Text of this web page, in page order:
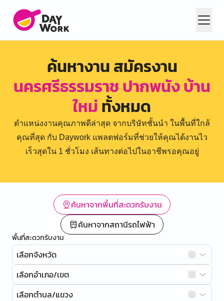
ค้นหางาน สมัครงาน
นครศรีธรรมราช ปากพนัง บ้าน
ใหม่ทั้งหมด
ตำแหน่งงานคุณภาพดีล่าสุด จากบริษัทชั้นนำ ในพื้นที่ใกล้
คุณที่สุด กับ Daywork แพลตฟอร์มที่ช่วยให้คุณได้งานไว
เร็วสุดใน 1 ชั่วโมง เส้นทางต่อไปในอาชีพรอคุณอยู่
ค้นหาจากพื้นที่สะดวกรับงาน
ค้นหาจากสถานีรถไฟฟ้า
พื้นที่สะดวกรับงาน
เลือกจังหวัด
เลือกอำเภอ/เขต
เลือกตำบล/แขวง